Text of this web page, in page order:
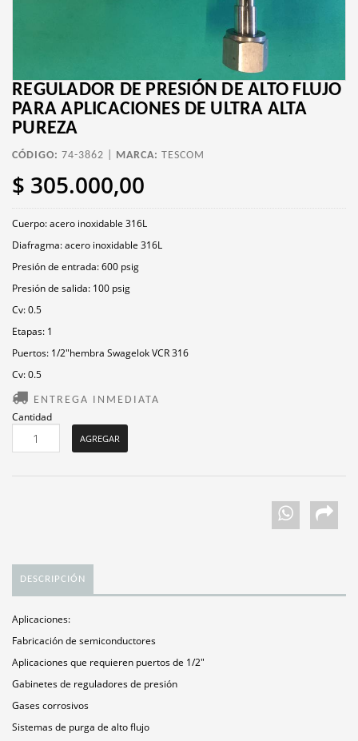
REGULADOR DE PRESIÓN DE ALTO FLUJO
PARA APLICACIONES DE ULTRA ALTA
PUREZA
CÓDIGO: 74-3862 | MARCA: TESCOM
$ 305.000,00
Cuerpo: acero inoxidable 316L
Diafragma: acero inoxidable 316L
Presión de entrada: 600 psig
Presión de salida: 100 psig
Cv: 0.5
Etapas: 1
Puertos: 1/2"hembra Swagelok VCR 316
Cv: 0.5
ENTREGA INMEDIATA
Cantidad
DESCRIPCIÓN
Aplicaciones:
Fabricación de semiconductores
Aplicaciones que requieren puertos de 1/2"
Gabinetes de reguladores de presión
Gases corrosivos
Sistemas de purga de alto flujo